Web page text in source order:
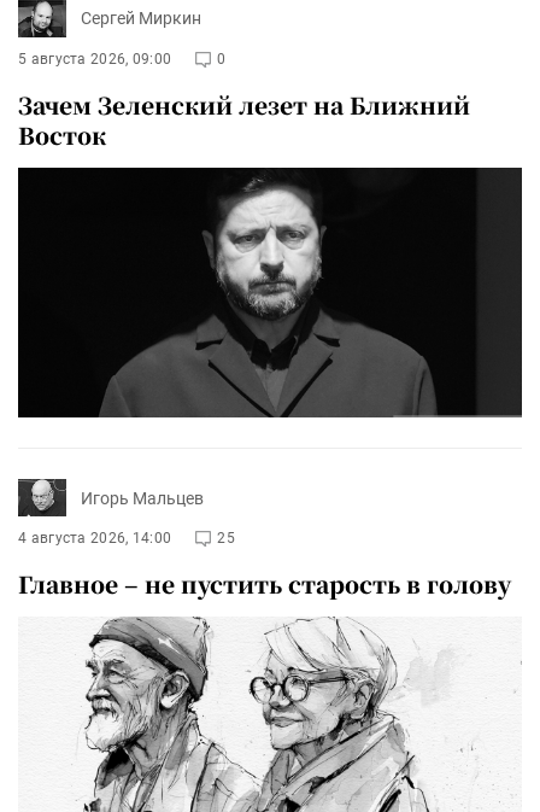
Сергей Миркин
5 августа 2026, 09:00 0
Зачем Зеленский лезет на Ближний
Восток
Игорь Мальцев
4 августа 2026, 14:00 25
Главное – не пустить старость в голову